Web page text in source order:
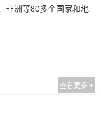
非洲等80多个国家和地
查看更多 +